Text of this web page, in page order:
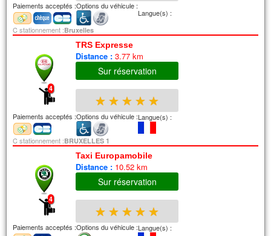
Paiements acceptés :Options du véhicule :
Langue(s) :
C stationnement :Bruxelles
4
TRS Expresse
Distance : 3.77 km
Sur réservation
★ ★ ★ ★ ★
Paiements acceptés :Options du véhicule :Langue(s) :
C stationnement :BRUXELLES 1
4
Taxi Europamobile
Distance : 10.52 km
Sur réservation
★ ★ ★ ★ ★
Paiements acceptés :Options du véhicule :Langue(s) :